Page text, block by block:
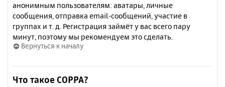
анонимным пользователям: аватары, личные
сообщения, отправка email-сообщений, участие в
группах и т. д. Регистрация займёт у вас всего пару
минут, поэтому мы рекомендуем это сделать.
Вернуться к началу
Что такое COPPA?